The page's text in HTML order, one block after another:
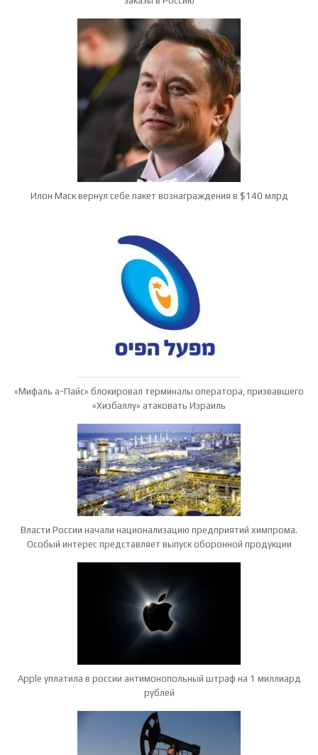
Илон Маск вернул себе пакет вознаграждения в $140 млрд
«Мифаль а-Пайс» блокировал терминалы оператора, призвавшего
«Хизбаллу» атаковать Израиль
Власти России начали национализацию предприятий химпрома.
Особый интерес представляет выпуск оборонной продукции
Apple уплатила в россии антимонопольный штраф на 1 миллиард
рублей